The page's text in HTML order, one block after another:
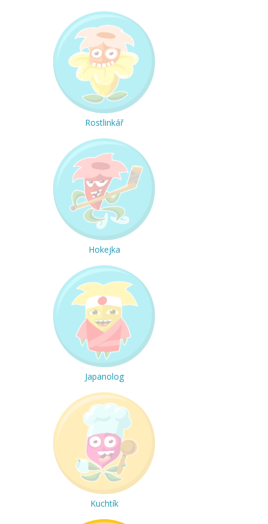
Rostlinkář
Hokejka
Japanolog
Kuchtík